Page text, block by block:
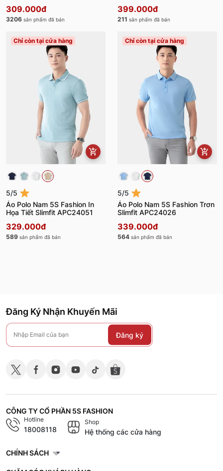
309.000đ
3206 sản phẩm đã bán
399.000đ
211 sản phẩm đã bán
Chỉ còn tại cửa hàng
5/5
Áo Polo Nam 5S Fashion In
Họa Tiết Slimfit APC24051
329.000đ
589 sản phẩm đã bán
Chỉ còn tại cửa hàng
5/5
Áo Polo Nam 5S Fashion Trơn
Slimfit APC24026
339.000đ
564 sản phẩm đã bán
Đăng Ký Nhận Khuyến Mãi
Đăng ký
CÔNG TY CỔ PHẦN 5S FASHION
Hotline
18008118
Shop
Hệ thống các cửa hàng
CHÍNH SÁCH